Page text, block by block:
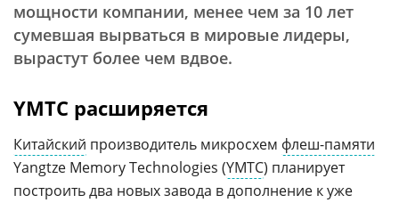
мощности компании, менее чем за 10 лет
сумевшая вырваться в мировые лидеры,
вырастут более чем вдвое.
YMTC расширяется
Китайский производитель микросхем флеш-памяти
Yangtze Memory Technologies (YMTC) планирует
построить два новых завода в дополнение к уже